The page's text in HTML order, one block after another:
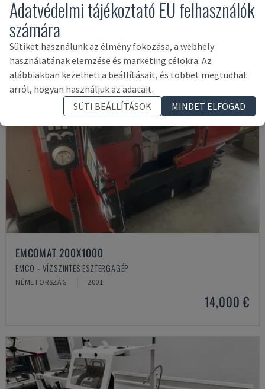
WeilerE35 D
EMCOMAT 200X1000
EMCO - VÍZSZINTES ESZTERGAGÉP
NÉMETORSZÁG 2001
14,000 €
Adatvédelmi tájékoztató EU felhasználók
számára
Sütiket használunk az élmény fokozása, a webhely
használatának elemzése és marketing célokra. Az
alábbiakban kezelheti a beállításait, és többet megtudhat
arról, hogyan használjuk az adatait.
SÜTI BEÁLLÍTÁSOK
MINDET ELFOGAD